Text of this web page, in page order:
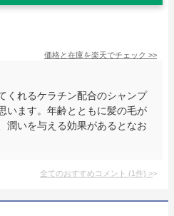
価格と在庫を楽天でチェック >>
くれるケラチン配合のシャンプ
います。年齢とともに髪の毛が
潤いを与える効果があるとなお
全てのおすすめコメント (1件) >